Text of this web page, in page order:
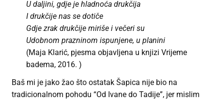
U daljini, gdje je hladnoća drukčija
I drukčije nas se dotiče
Gdje zrak drukčije miriše i večeri su
Udobnom prazninom ispunjene, u planini
(Maja Klarić, pjesma objavljena u knjizi Vrijeme
badema, 2016. )
Baš mi je jako žao što ostatak Šapica nije bio na
tradicionalnom pohodu “Od Ivane do Tadije”, jer mislim